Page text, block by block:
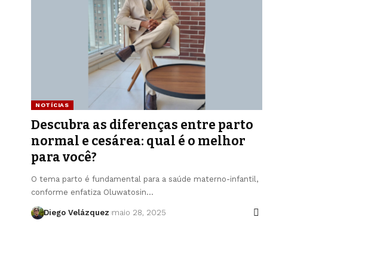
NOTÍCIAS
Descubra as diferenças entre parto
normal e cesárea: qual é o melhor
para você?
O tema parto é fundamental para a saúde materno-infantil,
conforme enfatiza Oluwatosin…
Diego Velázquez maio 28, 2025